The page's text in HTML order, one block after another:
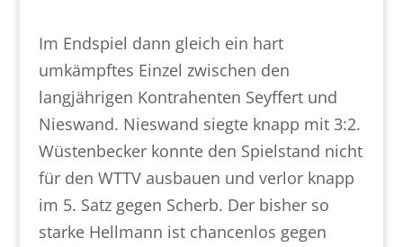
Im Endspiel dann gleich ein hart
umkämpftes Einzel zwischen den
langjährigen Kontrahenten Seyffert und
Nieswand. Nieswand siegte knapp mit 3:2.
Wüstenbecker konnte den Spielstand nicht
für den WTTV ausbauen und verlor knapp
im 5. Satz gegen Scherb. Der bisher so
starke Hellmann ist chancenlos gegen